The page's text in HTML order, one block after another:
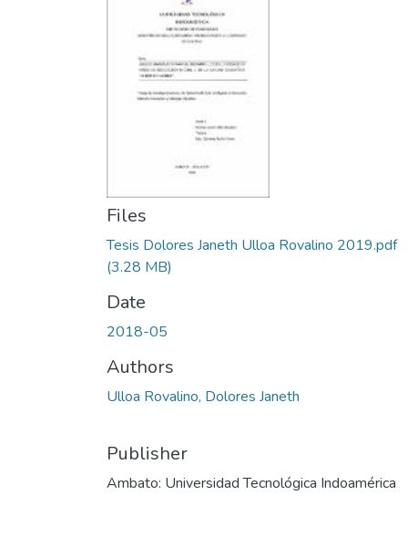
Files
Tesis Dolores Janeth Ulloa Rovalino 2019.pdf
(3.28 MB)
Date
2018-05
Authors
Ulloa Rovalino, Dolores Janeth
Publisher
Ambato: Universidad Tecnológica Indoamérica